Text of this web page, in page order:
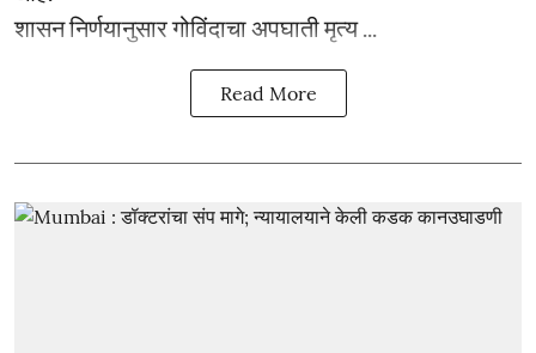
शासन निर्णयानुसार गोविंदाचा अपघाती मृत्य ...
Read More